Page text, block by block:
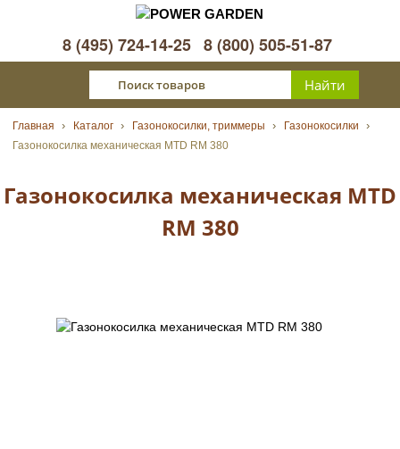
8 (495) 724-14-25 8 (800) 505-51-87
Главная Каталог Газонокосилки, триммеры
Газонокосилки
Газонокосилка механическая MTD RM 380
Газонокосилка механическая MTD
RM 380